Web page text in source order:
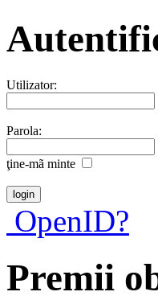
Utilizator:
Parola:
ţine-mã minte
OpenID?
Premii